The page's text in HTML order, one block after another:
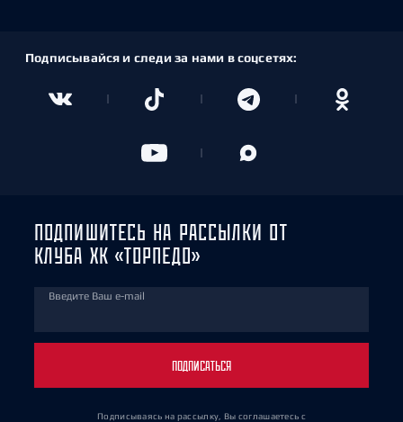
Подписывайся и следи за нами в соцсетях:
ПОДПИШИТЕСЬ НА РАССЫЛКИ ОТ
КЛУБА ХК «ТОРПЕДО»
Введите Ваш e-mail
ПОДПИСАТЬСЯ
Подписываясь на рассылку, Вы соглашаетесь с